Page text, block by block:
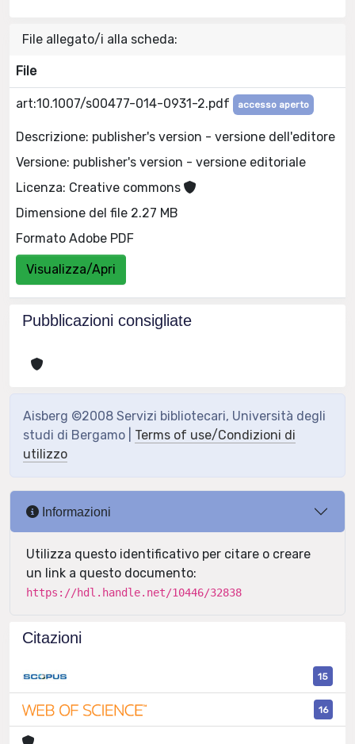
File allegato/i alla scheda:
File
art:10.1007/s00477-014-0931-2.pdf accesso aperto
Descrizione: publisher's version - versione dell'editore
Versione: publisher's version - versione editoriale
Licenza: Creative commons
Dimensione del file 2.27 MB
Formato Adobe PDF
Visualizza/Apri
Pubblicazioni consigliate
Aisberg ©2008 Servizi bibliotecari, Università degli
studi di Bergamo | Terms of use/Condizioni di
utilizzo
Informazioni
Utilizza questo identificativo per citare o creare
un link a questo documento:
https://hdl.handle.net/10446/32838
Citazioni
15
16